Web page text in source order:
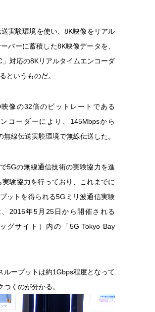
実験環境を使い、8K映像をリアル
バーに蓄積した8K映像データを、
対応の8Kリアルタイムエンコーダ
というものだ。
像の32倍のビットレートである
コーダーにより、145Mbpsから
線伝送実験環境で無線伝送した。
5Gの無線通信技術の実験協力を進
験協力を行っており、これまでに
ットを得られる5Gミリ波通信実験
2016年5月25日から開催される
グサイト）内の「5G Tokyo Bay
ープットは約1Gbps程度となって
くのが分かる。